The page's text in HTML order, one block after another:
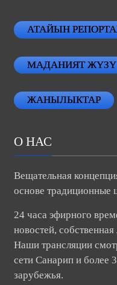
АТАЙЫН
МАДАНИЯТ ЖҮЗҮ
ЖАНЫЛЫКТАР
О НАС
Вещательная
основе традиционные
24 часа эфирного
новостей,
Наши трансляции
сети Санарип и более
зарубежья.